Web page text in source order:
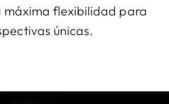
máxima flexibilidad para
únicas.